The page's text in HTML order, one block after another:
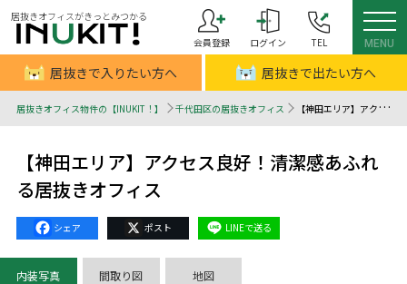
居抜きオフィスがきっとみつかる
会員登録
ログイン TEL MENU
居抜きで入りたい方へ 居抜きで出たい方へ
居抜きオフィス物件の【INUKIT！】 千代田区の居抜きオフィス 【神田エリア】アクセス良好！清潔感あふれる居抜きオフィス - 居抜きオフィスはINUKIT！（イヌキット）
【神田エリア】アクセス良好！清潔感あふれ
る居抜きオフィス
Facebook
X Line
内装写真 間取り図 地図